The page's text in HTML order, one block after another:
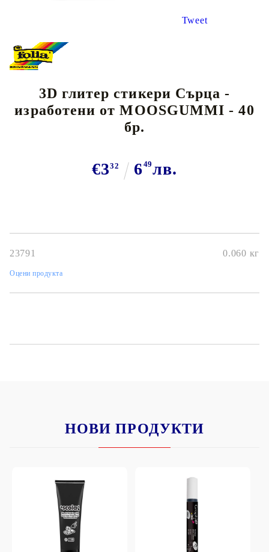
Tweet
3D глитер стикери Сърца -
изработени от MOOSGUMMI - 40
бр.
€332 649лв.
23791 0.060 кг
Оцени продукта
НОВИ ПРОДУКТИ